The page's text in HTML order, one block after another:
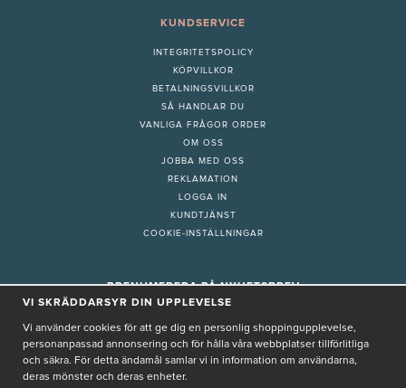
KUNDSERVICE
INTEGRITETSPOLICY
KÖPVILLKOR
BETALNINGSVILLKOR
SÅ HANDLAR DU
VANLIGA FRÅGOR ORDER
OM OSS
JOBBA MED OSS
REKLAMATION
LOGGA IN
KUNDTJÄNST
COOKIE-INSTÄLLNINGAR
PRENUMERERA PÅ NYHETSBREV
Genom att ge min e-post, accepterar jag Seth och Sally
VI SKRÄDDARSYR DIN UPPLEVELSE
Vi använder cookies för att ge dig en personlig shoppingupplevelse,
personanpassad annonsering och för hålla våra webbplatser tillförlitliga
och säkra. För detta ändamål samlar vi in information om användarna,
deras mönster och deras enheter.